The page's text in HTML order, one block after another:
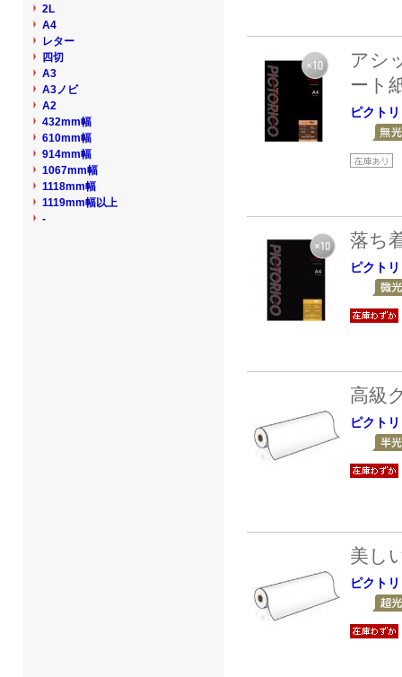
アシ
ート
ピクト
落ち
ピクト
高級
ピクト
美し
ピクト
2L
A4
レター
四切
A3
A3ノビ
A2
432mm幅
610mm幅
914mm幅
1067mm幅
1118mm幅
1119mm幅以上
-